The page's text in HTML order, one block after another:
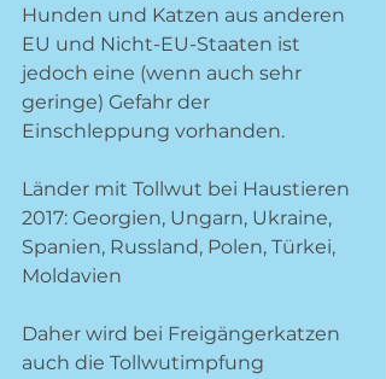
Hunden und Katzen aus anderen
EU und Nicht-EU-Staaten ist
jedoch eine (wenn auch sehr
geringe) Gefahr der
Einschleppung vorhanden.
Länder mit Tollwut bei Haustieren
2017: Georgien, Ungarn, Ukraine,
Spanien, Russland, Polen, Türkei,
Moldavien
Daher wird bei Freigängerkatzen
auch die Tollwutimpfung